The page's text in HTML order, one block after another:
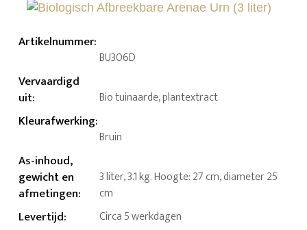
Artikelnummer:
BU306D
Vervaardigd
uit: Bio tuinaarde, plantextract
Kleurafwerking:
Bruin
As-inhoud,
gewicht en
afmetingen:
3 liter, 3.1 kg. Hoogte: 27 cm, diameter 25
cm
Levertijd: Circa 5 werkdagen